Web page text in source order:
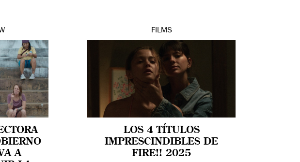
A
FILMS
LOS 4 TÍTULOS
IMPRESCINDIBLES DE
FIRE!! 2025